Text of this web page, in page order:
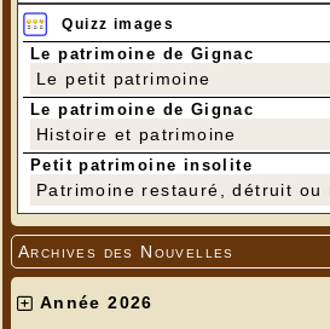
Quizz images
Le patrimoine de Gignac
Le petit patrimoine
Le patrimoine de Gignac
Histoire et patrimoine
Petit patrimoine insolite
Patrimoine restauré, détruit ou
Archives des Nouvelles
Année 2026